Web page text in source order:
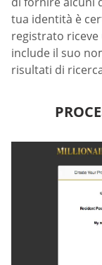
tua identità è
registrato riceve
include il suo
risultati di